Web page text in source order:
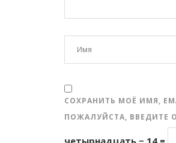
СОХРАНИТЬ МОЁ ИМЯ,
ПОЖАЛУЙСТА, ВВЕДИТЕ